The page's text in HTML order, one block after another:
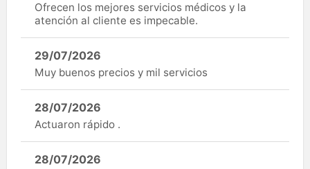
Ofrecen los mejores servicios médicos y la
atención al cliente es impecable.
29/07/2026
Muy buenos precios y mil servicios
28/07/2026
Actuaron rápido .
28/07/2026